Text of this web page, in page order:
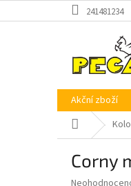
na
241481234
Akční zboží
Domů
Corny
Průměrné